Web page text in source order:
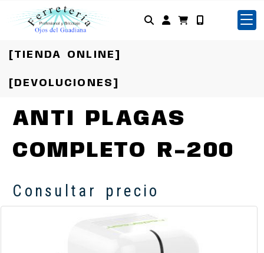
Identifícate
[TIENDA ONLINE]
[DEVOLUCIONES]
ANTI PLAGAS
COMPLETO R-200
Consultar precio